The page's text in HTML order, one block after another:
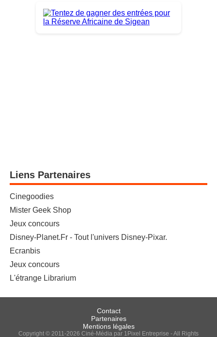
Liens Partenaires
Cinegoodies
Mister Geek Shop
Jeux concours
Disney-Planet.Fr - Tout l'univers Disney-Pixar.
Ecranbis
Jeux concours
L'étrange Librarium
Contact
Partenaires
Mentions légales
Copyright © 2011-2026 Ciné-Média par 1Pixel Entreprise - All Rights